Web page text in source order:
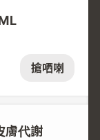
搶哂喇
膚代謝